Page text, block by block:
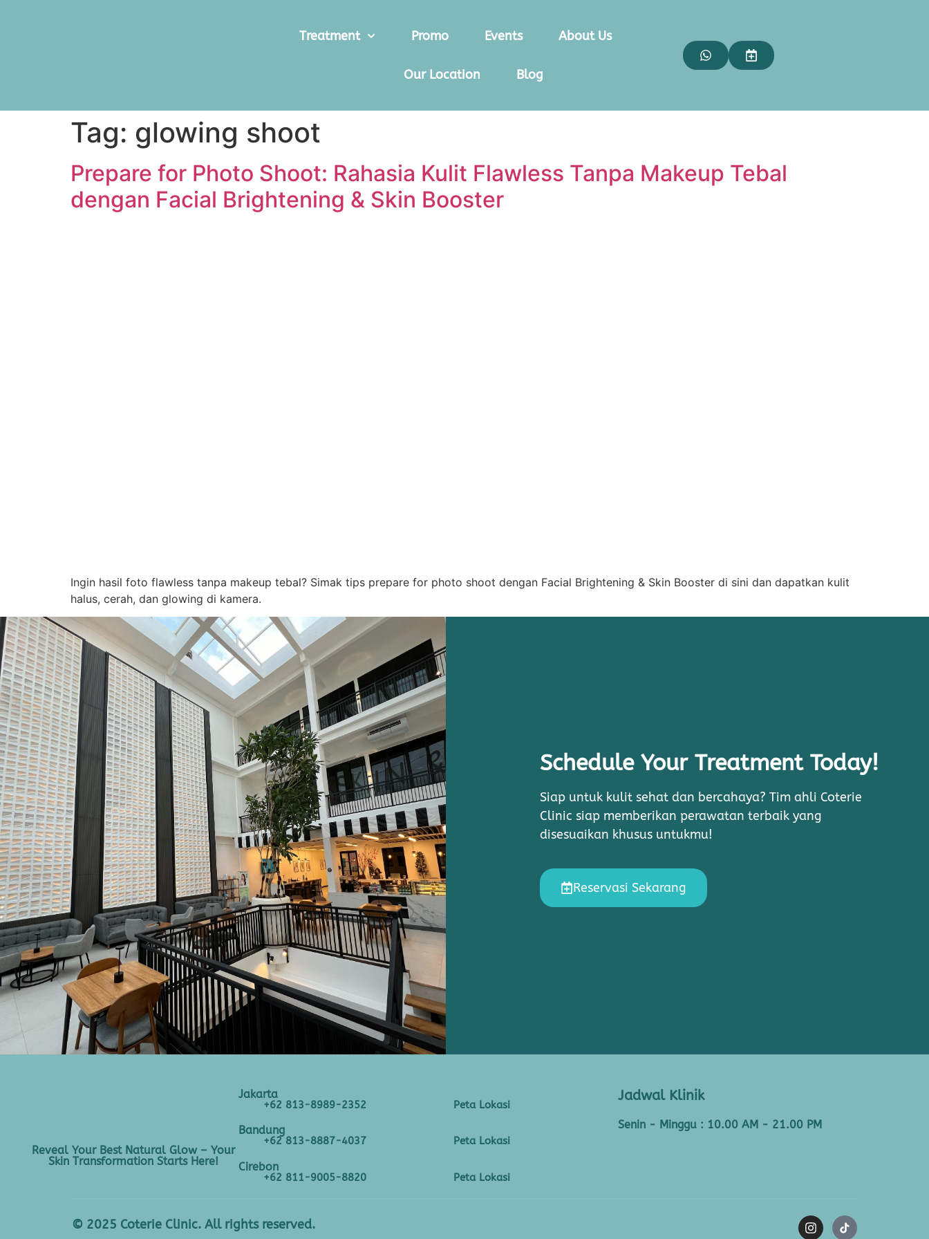
Treatment Promo Events About Us
Our Location Blog
Tag: glowing shoot
Prepare for Photo Shoot: Rahasia Kulit Flawless Tanpa Makeup Tebal
dengan Facial Brightening & Skin Booster
Ingin hasil foto flawless tanpa makeup tebal? Simak tips prepare for photo shoot dengan Facial Brightening & Skin Booster di sini dan dapatkan kulit
halus, cerah, dan glowing di kamera.
Schedule Your Treatment Today!
Siap untuk kulit sehat dan bercahaya? Tim ahli Coterie
Clinic siap memberikan perawatan terbaik yang
disesuaikan khusus untukmu!
Reservasi Sekarang
Reveal Your Best Natural Glow – Your
Skin Transformation Starts Here!
Jakarta
+62 813-8989-2352 Peta Lokasi
Bandung
+62 813-8887-4037 Peta Lokasi
Cirebon
+62 811-9005-8820 Peta Lokasi
Jadwal Klinik
Senin - Minggu : 10.00 AM - 21.00 PM
© 2025 Coterie Clinic. All rights reserved.